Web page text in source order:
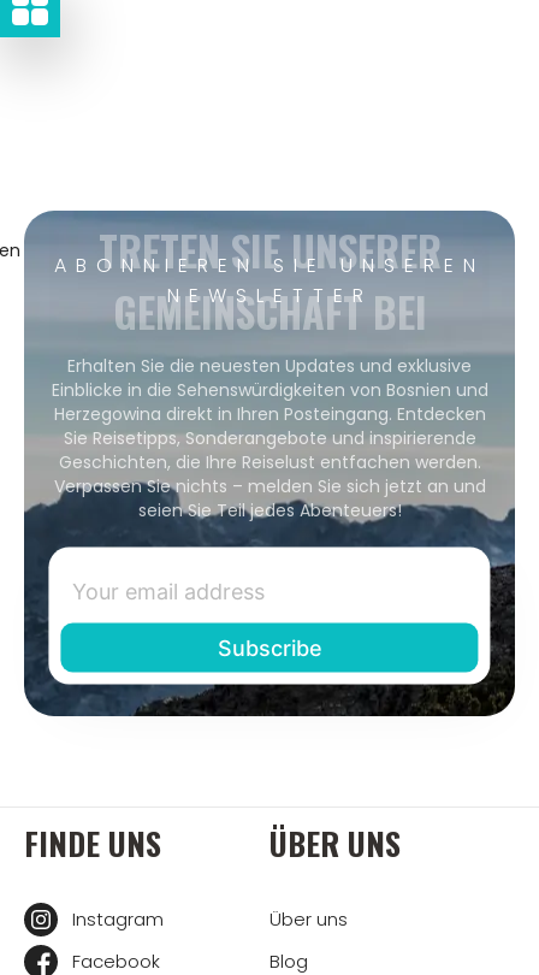
ABONNIEREN SIE UNSEREN
NEWSLETTER
TRETEN SIE UNSERER
GEMEINSCHAFT BEI
Erhalten Sie die neuesten Updates und exklusive
Einblicke in die Sehenswürdigkeiten von Bosnien und
Herzegowina direkt in Ihren Posteingang. Entdecken
Sie Reisetipps, Sonderangebote und inspirierende
Geschichten, die Ihre Reiselust entfachen werden.
Verpassen Sie nichts – melden Sie sich jetzt an und
seien Sie Teil jedes Abenteuers!
FINDE UNS
Instagram
Facebook
ÜBER UNS
Über uns
Blog